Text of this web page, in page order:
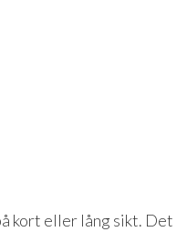
kort eller lång sikt. Det